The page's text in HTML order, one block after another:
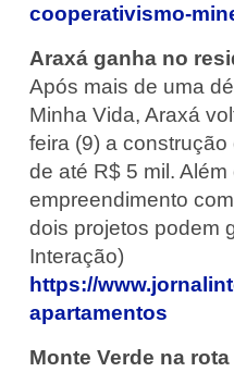
cooperativismo-
Araxá ganha no
Após mais de uma
Minha Vida, Araxá
feira (9) a
de até R$ 5 mil.
empreendimento
dois projetos podem
Interação)
https://
apartamentos
Monte Verde na